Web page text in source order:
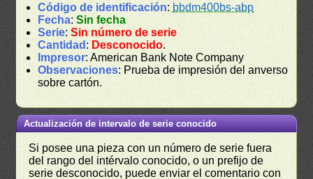
Código de identificación: bbdm400bs-abp
Fecha:Sin fecha
Serie:Sin número de serie
Cantidad : Desconocido.
Impresor: American Bank Note Company
Observaciones: Prueba de impresión del anverso
sobre cartón.
Actualización de intervalo de serie conocido
Si posee una pieza con un número de serie fuera
del rango del intérvalo conocido, o un prefijo de
serie desconocido, puede enviar el comentario con